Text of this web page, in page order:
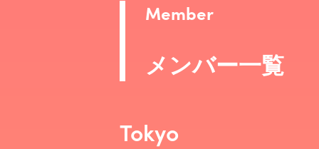
Member
メンバー一覧
Tokyo